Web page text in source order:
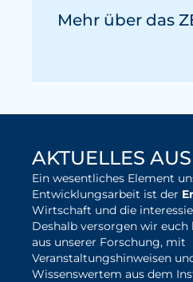
Mehr über das
AKTUELLES
Ein wesentliches Element
Entwicklungsarbeit ist der
Wirtschaft und die
Deshalb versorgen wir
aus unserer Forschung, mit
Veranstaltungshinweisen
Wissenswertem aus dem